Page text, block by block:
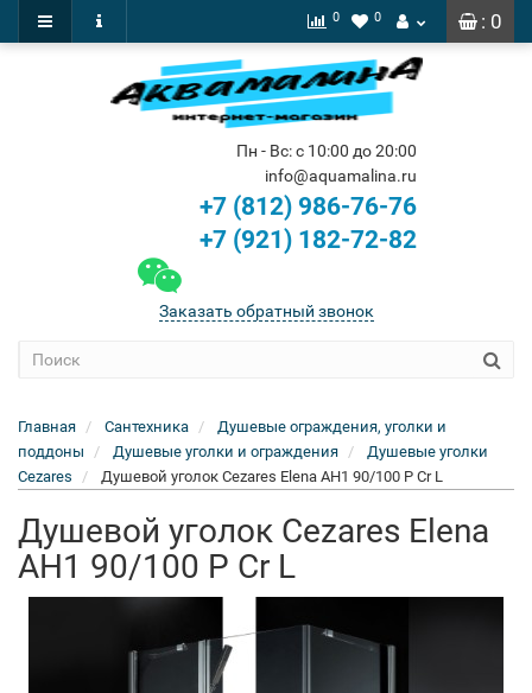
: 0
0 0
Пн - Вс: с 10:00 до 20:00
info@aquamalina.ru
+7 (812) 986-76-76
+7 (921) 182-72-82
Заказать обратный звонок
Главная Сантехника
Душевые ограждения, уголки и
поддоны
Душевые уголки и ограждения
Душевые уголки
Cezares
Душевой уголок Cezares Elena AH1 90/100 P Cr L
Душевой уголок Cezares Elena
AH1 90/100 P Cr L